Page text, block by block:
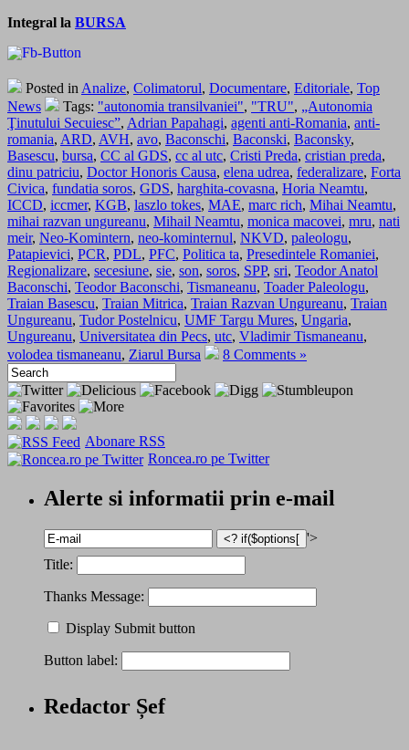
Integral la BURSA
Posted in Analize, Colimatorul, Documentare, Editoriale, Top
News
Tags: "autonomia transilvaniei", "TRU", „Autonomia
Ţinutului Secuiesc”, Adrian Papahagi, agenti anti-Romania, anti-
romania, ARD, AVH, avo, Baconschi, Baconski, Baconsky,
Basescu, bursa, CC al GDS, cc al utc, Cristi Preda, cristian preda,
dinu patriciu, Doctor Honoris Causa, elena udrea, federalizare, Forta
Civica, fundatia soros, GDS, harghita-covasna, Horia Neamtu,
ICCD, iccmer, KGB, laszlo tokes, MAE, marc rich, Mihai Neamtu,
mihai razvan ungureanu, Mihail Neamtu, monica macovei, mru, nati
meir, Neo-Komintern, neo-kominternul, NKVD, paleologu,
Patapievici, PCR, PDL, PFC, Politica ta, Presedintele Romaniei,
Regionalizare, secesiune, sie, son, soros, SPP, sri, Teodor Anatol
Baconschi, Teodor Baconschi, Tismaneanu, Toader Paleologu,
Traian Basescu, Traian Mitrica, Traian Razvan Ungureanu, Traian
Ungureanu, Tudor Postelnicu, UMF Targu Mures, Ungaria,
Ungureanu, Universitatea din Pecs, utc, Vladimir Tismaneanu,
volodea tismaneanu, Ziarul Bursa 8 Comments »
Abonare RSS
Roncea.ro pe Twitter
Alerte si informatii prin e-mail
'>
Title:
Thanks Message:
Display Submit button
Button label:
Redactor Șef